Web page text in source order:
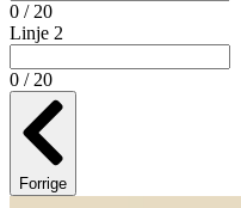
0 / 20
Linje 2
0 / 20
Forrige